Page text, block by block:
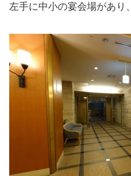
左手に中小の宴会場があり、